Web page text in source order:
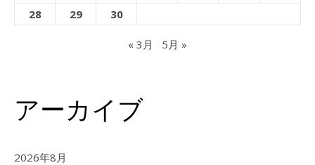
28
29 30
« 3月 5月 »
アーカイブ
2026年8月